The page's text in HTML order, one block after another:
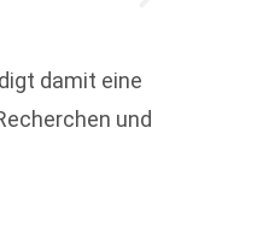
damit eine
und